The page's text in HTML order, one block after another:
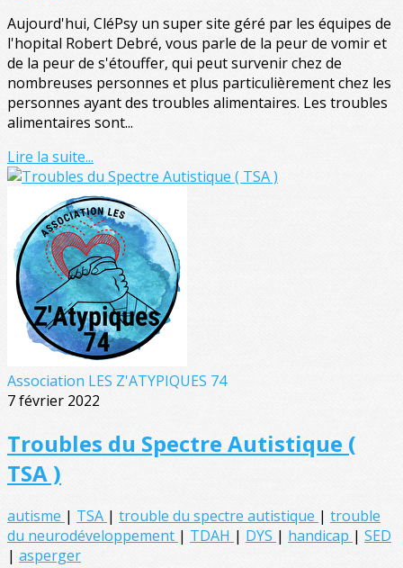
Aujourd'hui, CléPsy un super site géré par les équipes de
l'hopital Robert Debré, vous parle de la peur de vomir et
de la peur de s'étouffer, qui peut survenir chez de
nombreuses personnes et plus particulièrement chez les
personnes ayant des troubles alimentaires. Les troubles
alimentaires sont...
Lire la suite...
Association LES Z'ATYPIQUES 74
7 février 2022
Troubles du Spectre Autistique (
TSA )
autisme | TSA | trouble du spectre autistique | trouble
du neurodéveloppement | TDAH | DYS | handicap | SED
| asperger